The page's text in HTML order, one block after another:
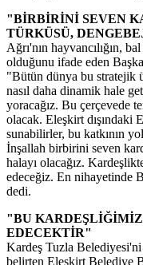
"BİRBİRİNİ SEVEN
TÜRKÜSÜ,
Ağrı'nın hayvancılığın,
olduğunu ifade eden
"Bütün dünya bu stratejik
nasıl daha dinamik hale
yoracağız. Bu çerçevede
olacak. Eleşkirt dışındaki
sunabilirler, bu katkının
İnşallah birbirini seven
halayı olacağız.
edeceğiz. En nihayetinde
dedi.
"BU
EDECEKTİR"
Kardeş Tuzla
belirten Eleşkirt Belediye